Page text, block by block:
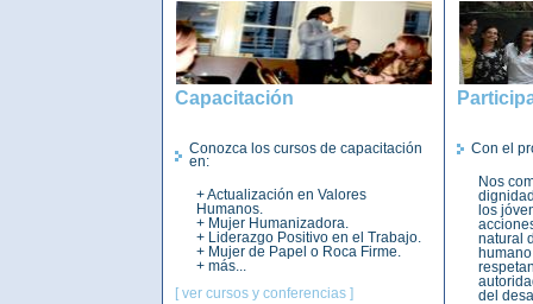
Capacitación
Conozca los cursos de capacitación
en:
+ Actualización en Valores
Humanos.
+ Mujer Humanizadora.
+ Liderazgo Positivo en el Trabajo.
+ Mujer de Papel o Roca Firme.
+ más...
[ ver cursos y conferencias ]
Con el
Nos
los
natural
del